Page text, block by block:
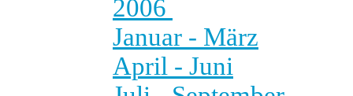
2006
Januar - März
April - Juni